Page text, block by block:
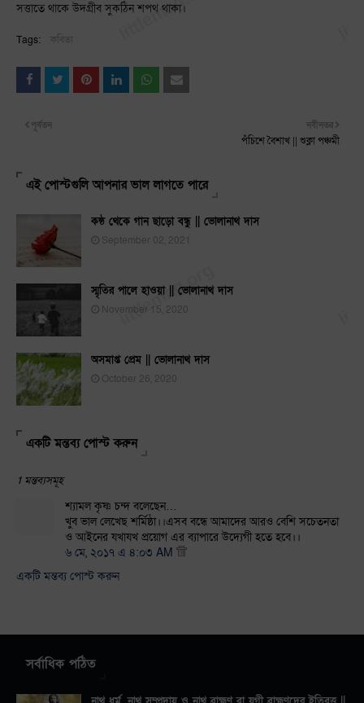
সত্তাতে থাকে উদগ্রীব সুকঠিন শপথ থাকা।
Tags: কবিতা
নবীনতর
পঁচিশে বৈশাখ || শুক্লা পঞ্চমী
পূর্বতন
এই পোস্টগুলি আপনার ভাল লাগতে পারে
কন্ঠ থেকে গান ছাড়ো বন্ধু || ভোলানাথ দাস
September 02, 2021
স্মৃতির পালে হাওয়া || ভোলানাথ দাস
November 15, 2020
অসমাপ্ত প্রেম || ভোলানাথ দাস
October 26, 2020
একটি মন্তব্য পোস্ট করুন
1 মন্তব্যসমূহ
শ্যামল কৃষ্ণ চন্দ বলেছেন…
খুব ভাল লেখেছ শর্মিষ্ঠা।।এসব বন্ধে আমাদের আরও বেশি সচেতনতা
ও আইনের যখাযখ প্রয়োগ এর ব্যাপারে উদ্যেগী হতে হবে।।
৬ মে, ২০১৭ এ ৪:০৩ AM
একটি মন্তব্য পোস্ট করুন
সর্বাধিক পঠিত